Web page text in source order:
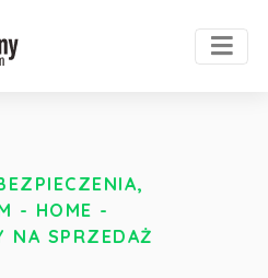
- HOME -
NA SPRZEDAŻ